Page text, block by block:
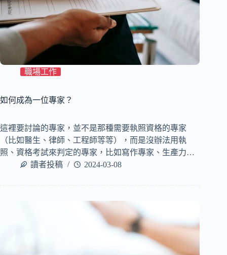
職場工作
如何成為一位專家？
這裡要討論的專家，並不是那種需要執照資格的專家
（比如醫生、律師、工程師等等），而是沒辦法用執
照、資格考試來判定的專家，比如寫作專家、生產力…
讀者投稿
2024-03-08